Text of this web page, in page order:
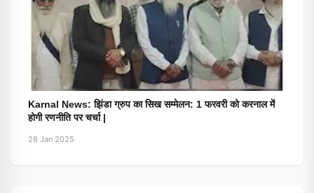
Karnal News: झिंडा ग्रुप का सिख सम्मेलन: 1 फरवरी को करनाल में
होगी रणनीति पर चर्चा |
28 Jan 2025